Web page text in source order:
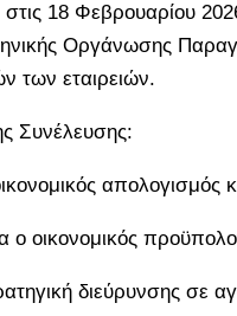
18 Φεβρουαρίου
Οργάνωσης
των εταιρειών.
Συνέλευσης:
απολογισμός
ο οικονομικός
διεύρυνσης σε